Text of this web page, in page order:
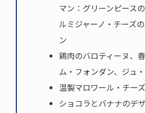
マン：グリーンピース
ルミジャーノ・チーズ
ン
鶏肉のバロティーヌ、
ム・フォンダン、ジュ
温製マロワール・チーズ
ショコラとバナナのデ